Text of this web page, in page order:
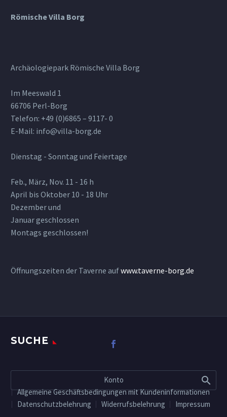
Römische Villa Borg
Archäologiepark Römische Villa Borg
Im Meeswald 1
66706 Perl-Borg
Telefon: +49 (0)6865 – 9117- 0
E-Mail: info@villa-borg.de
Dienstag - Sonntag und Feiertage
Feb., März, Nov. 11 - 16 h
April bis Oktober 10 - 18 Uhr
Dezember und
Januar geschlossen
Montags geschlossen!
Öffnungszeiten der Taverne aufwww.taverne-borg.de
SUCHE
Konto
Allgemeine Geschäftsbedingungen mit Kundeninformationen
Datenschutzbelehrung
Widerrufsbelehrung Impressum